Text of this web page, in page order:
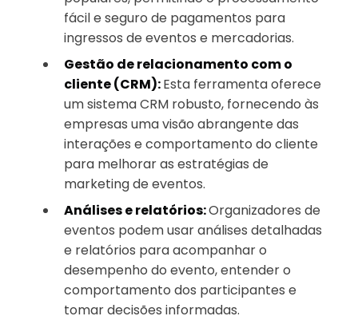
fácil e seguro de pagamentos para
ingressos de eventos e mercadorias.
Gestão de relacionamento com o
cliente (CRM):Esta ferramenta oferece
um sistema CRM robusto, fornecendo às
empresas uma visão abrangente das
interações e comportamento do cliente
para melhorar as estratégias de
marketing de eventos.
Análises e relatórios:Organizadores de
eventos podem usar análises detalhadas
e relatórios para acompanhar o
desempenho do evento, entender o
comportamento dos participantes e
tomar decisões informadas.